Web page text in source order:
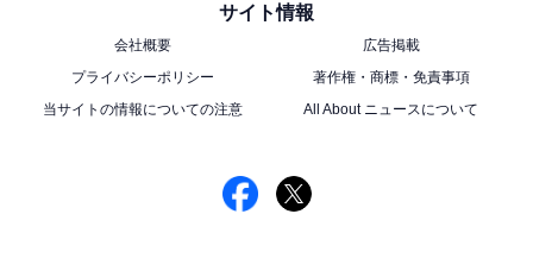
サイト情報
会社概要
広告掲載
プライバシーポリシー
著作権・商標・免責事項
当サイトの情報についての注意
All About ニュースについて